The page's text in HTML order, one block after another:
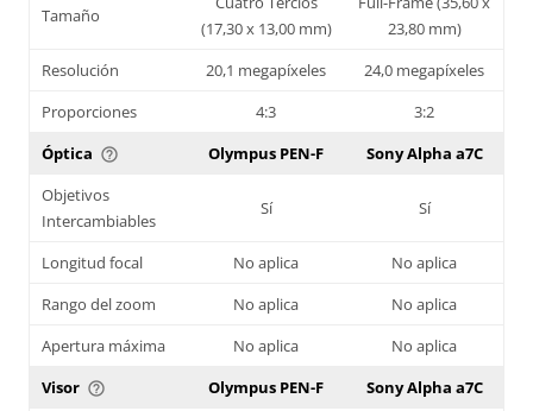
Tamaño
(17,30 x 13,00 mm)
23,80 mm)
Resolución
20,1 megapíxeles
24,0 megapíxeles
Proporciones
4:3
3:2
Óptica help_outline Olympus PEN-F
Sony Alpha a7C
Objetivos
Intercambiables
Sí Sí
Longitud focal No aplica
No aplica
Rango del zoom
No aplica
No aplica
Apertura máxima
No aplica
No aplica
Visor help_outline Olympus PEN-F
Sony Alpha a7C